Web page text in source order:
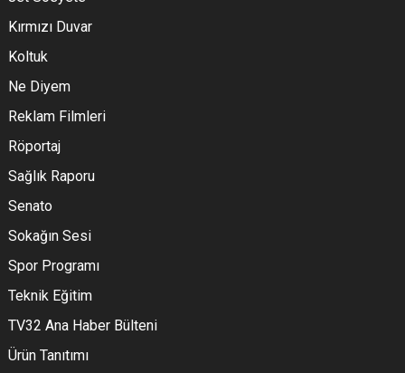
Kırmızı Duvar
Koltuk
Ne Diyem
Reklam Filmleri
Röportaj
Sağlık Raporu
Senato
Sokağın Sesi
Spor Programı
Teknik Eğitim
TV32 Ana Haber Bülteni
Ürün Tanıtımı